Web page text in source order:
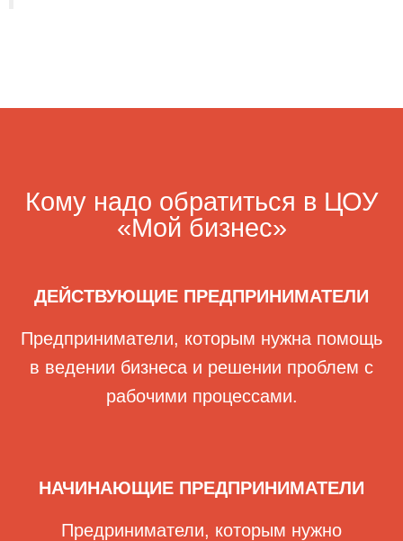
Кому надо обратиться в ЦОУ
«Мой бизнес»
ДЕЙСТВУЮЩИЕ ПРЕДПРИНИМАТЕЛИ
Предприниматели, которым нужна помощь
в ведении бизнеса и решении проблем с
рабочими процессами.
НАЧИНАЮЩИЕ ПРЕДПРИНИМАТЕЛИ
Предриниматели, которым нужно